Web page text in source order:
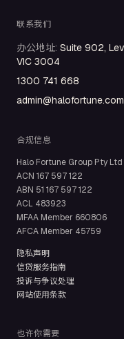
联系我们
办公地址: Suite 902,
VIC 3004
1300 741 668
合规信息
Halo Fortune Group Pty Ltd
ACN 167 597 122
ABN 51 167 597 122
ACL 483923
MFAA Member 660806
AFCA Member 45759
隐私声明
信贷服务指南
投诉与争议处理
网站使用条款
也许你需要